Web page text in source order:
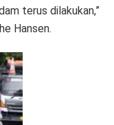
terus dilakukan,”
Hansen.